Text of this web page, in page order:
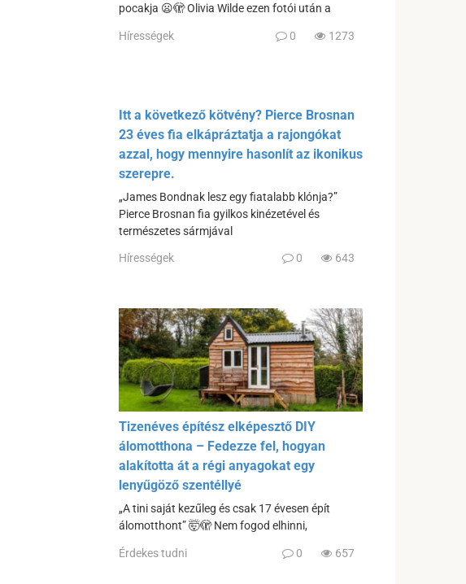
pocakja 😦🫣 Olivia Wilde ezen fotói után a
Hírességek 0 1273
Itt a következő kötvény? Pierce Brosnan
23 éves fia elkápráztatja a rajongókat
azzal, hogy mennyire hasonlít az ikonikus
szerepre.
„James Bondnak lesz egy fiatalabb klónja?”
Pierce Brosnan fia gyilkos kinézetével és
természetes sármjával
Hírességek 0 643
Tizenéves építész elképesztő DIY
álomotthona – Fedezze fel, hogyan
alakította át a régi anyagokat egy
lenyűgöző szentéllyé
„A tini saját kezűleg és csak 17 évesen épít
álomotthont” 🤯🫣 Nem fogod elhinni,
Érdekes tudni 0 657